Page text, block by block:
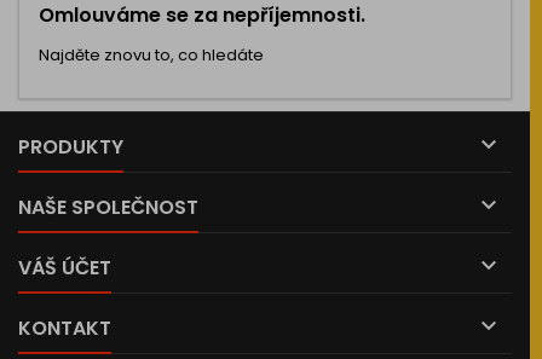
Omlouváme se za nepříjemnosti.
Najděte znovu to, co hledáte
PRODUKTY 
NAŠE SPOLEČNOST 
VÁŠ ÚČET 
KONTAKT 